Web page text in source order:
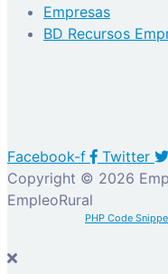
Empresas
BD Recursos
Facebook-f Twitter
Copyright © 2026
EmpleoRural
PHP Code